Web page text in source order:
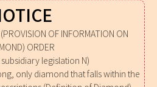
OF INFORMATION ON
ORDER
legislation N)
only diamond that falls within the